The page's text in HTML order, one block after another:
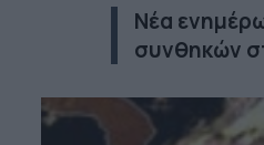
Νέα
συνθηκών